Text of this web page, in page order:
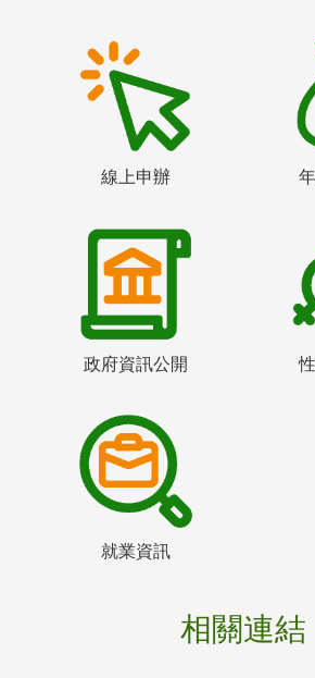
線上申辦
政府資訊公開
就業資訊
相關連結